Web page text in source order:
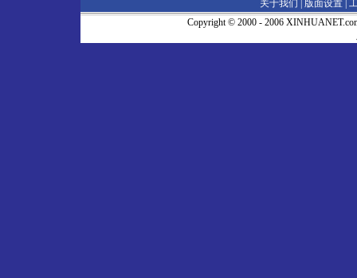
关于我们 | 版面设置
Copyright © 2000 - 2006